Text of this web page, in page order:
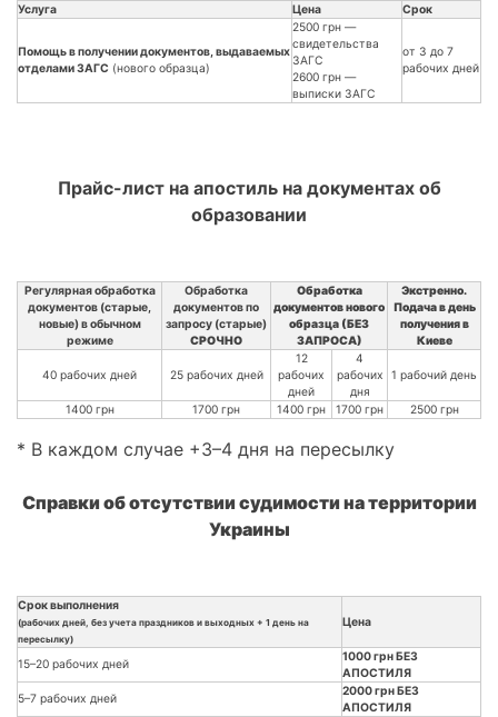
Услуга Цена Срок
Помощь в получении документов, выдаваемых
отделами ЗАГС (нового образца)
2500 грн —
свидетельства
ЗАГС
2600 грн —
выписки ЗАГС
от 3 до 7
рабочих дней
Прайс-лист на апостиль на документах об
образовании
Регулярная обработка
документов (старые,
новые) в обычном
режиме
Обработка
документов по
запросу (старые)
СРОЧНО
Обработка
документов нового
образца (БЕЗ
ЗАПРОСА)
Экстренно.
Подача в день
получения в
Киеве
40 рабочих дней 25 рабочих дней
12
рабочих
дней
4
рабочих
дня
1 рабочий день
1400 грн 1700 грн 1400 грн 1700 грн 2500 грн
* В каждом случае +3–4 дня на пересылку
Справки об отсутствии судимости на территории
Украины
Срок выполнения
(рабочих дней, без учета праздников и выходных + 1 день на
пересылку)
Цена
15–20 рабочих дней
1000 грн БЕЗ
АПОСТИЛЯ
5–7 рабочих дней
2000 грн БЕЗ
АПОСТИЛЯ